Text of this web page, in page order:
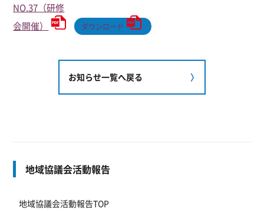
NO.37（研修
会開催）
ダウンロード
お知らせ一覧へ戻る
地域協議会活動報告
地域協議会活動報告TOP